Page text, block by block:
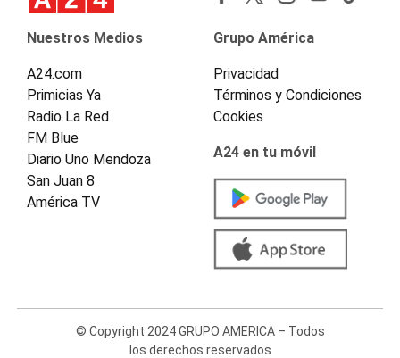
Nuestros Medios
A24.com
Primicias Ya
Radio La Red
FM Blue
Diario Uno Mendoza
San Juan 8
América TV
Grupo América
Privacidad
Términos y Condiciones
Cookies
A24 en tu móvil
© Copyright 2024 GRUPO AMERICA – Todos
los derechos reservados